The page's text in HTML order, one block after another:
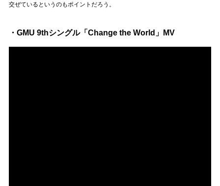
交ぜているというのもポイントだろう。
・GMU 9thシングル「Change the World」MV